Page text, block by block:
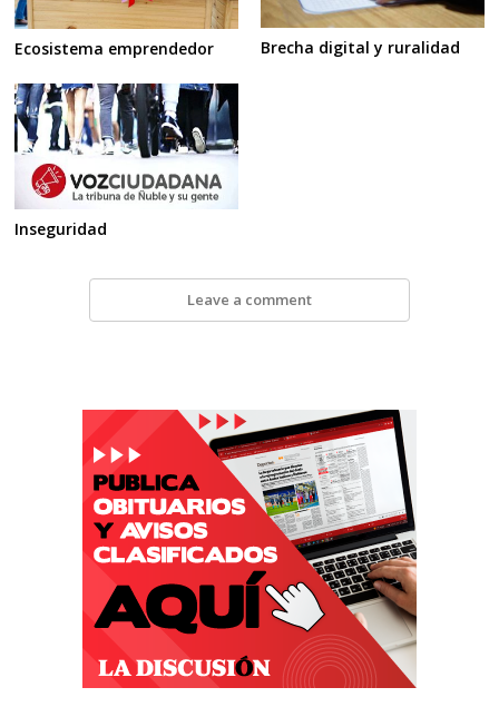
Ecosistema emprendedor Brecha digital y ruralidad
Inseguridad
Leave a comment